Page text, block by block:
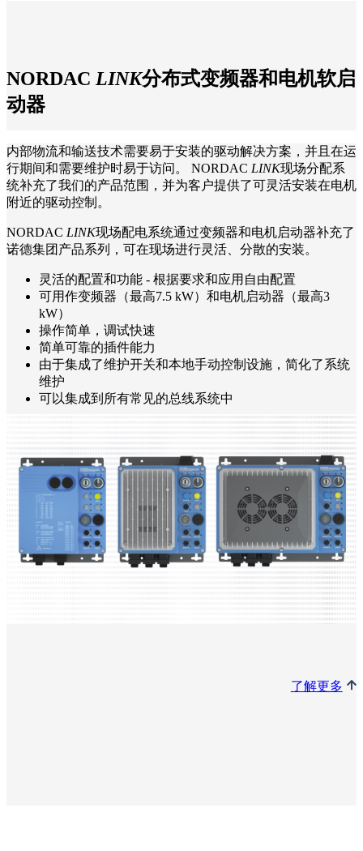
NORDAC LINK分布式变频器和电机软启
动器
内部物流和输送技术需要易于安装的驱动解决方案，并且在运
行期间和需要维护时易于访问。 NORDAC LINK现场分配系
统补充了我们的产品范围，并为客户提供了可灵活安装在电机
附近的驱动控制。
NORDAC LINK现场配电系统通过变频器和电机启动器补充了
诺德集团产品系列，可在现场进行灵活、分散的安装。
灵活的配置和功能 - 根据要求和应用自由配置
可用作变频器（最高7.5 kW）和电机启动器（最高3
kW）
操作简单，调试快速
简单可靠的插件能力
由于集成了维护开关和本地手动控制设施，简化了系统
维护
可以集成到所有常见的总线系统中
了解更多